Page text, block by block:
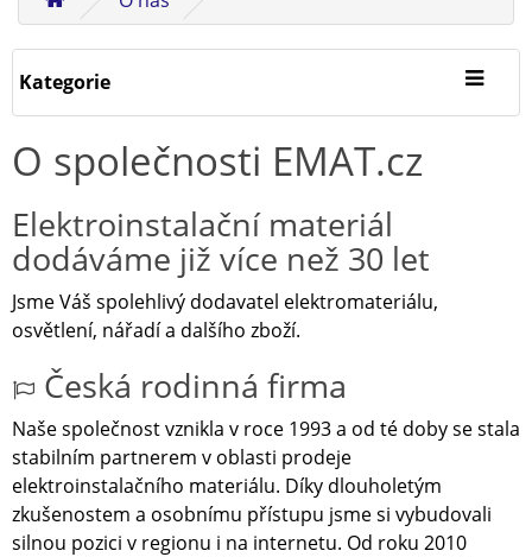
Kategorie
O společnosti EMAT.cz
Elektroinstalační materiál
dodáváme již více než 30 let
Jsme Váš spolehlivý dodavatel elektromateriálu,
osvětlení, nářadí a dalšího zboží.
Česká rodinná firma
Naše společnost vznikla v roce 1993 a od té doby se stala
stabilním partnerem v oblasti prodeje
elektroinstalačního materiálu. Díky dlouholetým
zkušenostem a osobnímu přístupu jsme si vybudovali
silnou pozici v regionu i na internetu. Od roku 2010